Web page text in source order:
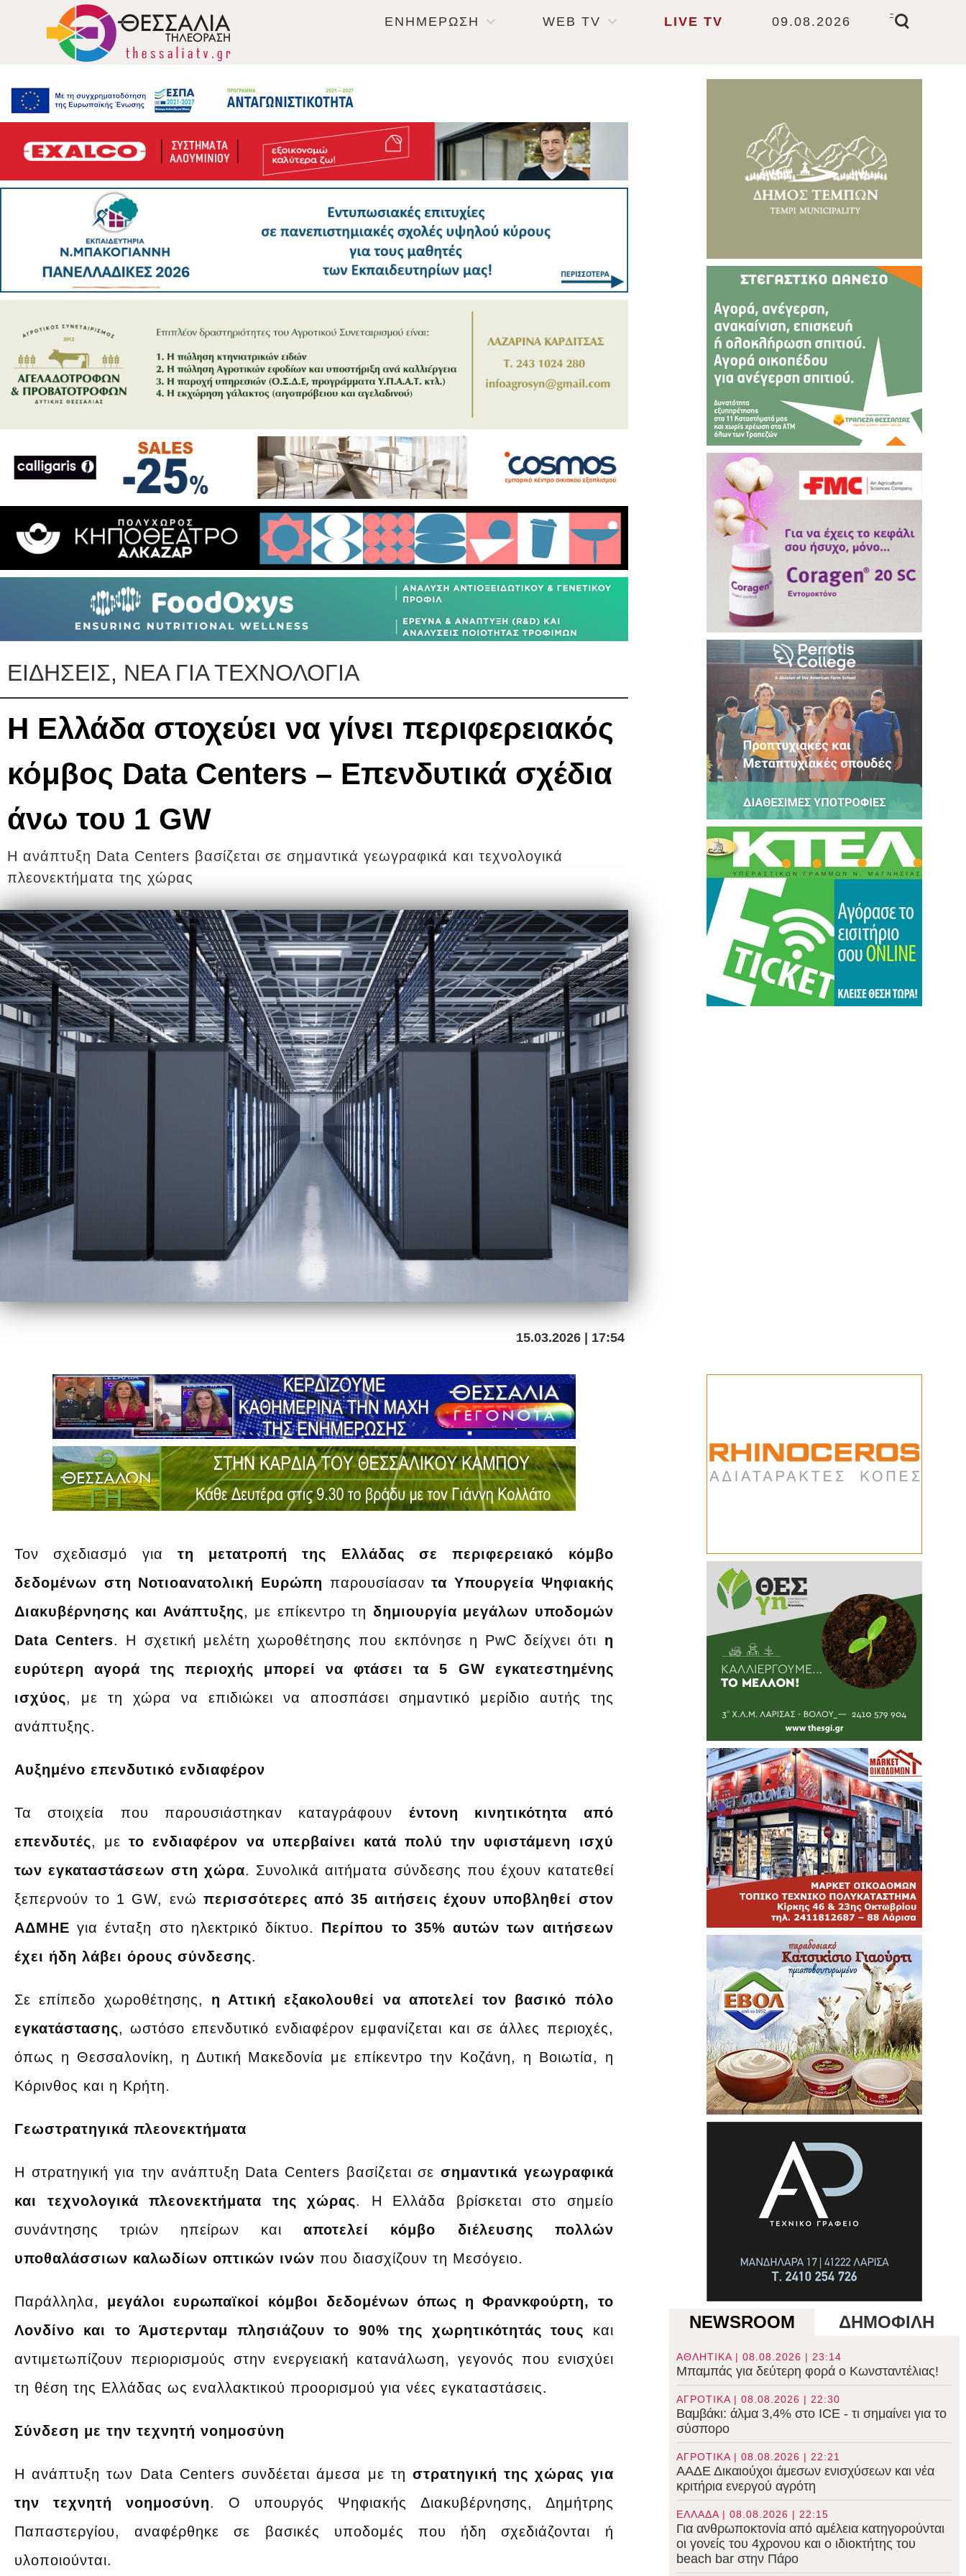
ΕΝΗΜΕΡΩΣΗ WEB TV LIVE TV 09.08.2026
-
ΕΙΔΗΣΕΙΣ, ΝΕΑ ΓΙΑ ΤΕΧΝΟΛΟΓΙΑ
Η Ελλάδα στοχεύει να γίνει περιφερειακός
κόμβος Data Centers – Επενδυτικά σχέδια
άνω του 1 GW
Η ανάπτυξη Data Centers βασίζεται σε σημαντικά γεωγραφικά και τεχνολογικά
πλεονεκτήματα της χώρας
15.03.2026 | 17:54
Τον σχεδιασμό για τη μετατροπή της Ελλάδας σε περιφερειακό κόμβο
δεδομένων στη Νοτιοανατολική Ευρώπη παρουσίασαντα Υπουργεία Ψηφιακής
Διακυβέρνησης και Ανάπτυξης, με επίκεντρο τη δημιουργία μεγάλων υποδομών
Data Centers. Η σχετική μελέτη χωροθέτησης που εκπόνησε η PwC δείχνει ότι η
ευρύτερη αγορά της περιοχής μπορεί να φτάσει τα 5 GW εγκατεστημένης
ισχύος, με τη χώρα να επιδιώκει να αποσπάσει σημαντικό μερίδιο αυτής της
ανάπτυξης.
Αυξημένο επενδυτικό ενδιαφέρον
Τα στοιχεία που παρουσιάστηκαν καταγράφουν έντονη κινητικότητα από
επενδυτές, μετο ενδιαφέρον να υπερβαίνει κατά πολύ την υφιστάμενη ισχύ
των εγκαταστάσεων στη χώρα. Συνολικά αιτήματα σύνδεσης που έχουν κατατεθεί
ξεπερνούν το 1 GW, ενώ περισσότερες από 35 αιτήσεις έχουν υποβληθεί στον
ΑΔΜΗΕ για ένταξη στο ηλεκτρικό δίκτυο. Περίπου το 35% αυτών των αιτήσεων
έχει ήδη λάβει όρους σύνδεσης.
Σε επίπεδο χωροθέτησης, η Αττική εξακολουθεί να αποτελεί τον βασικό πόλο
εγκατάστασης, ωστόσο επενδυτικό ενδιαφέρον εμφανίζεται και σε άλλες περιοχές,
όπως η Θεσσαλονίκη, η Δυτική Μακεδονία με επίκεντρο την Κοζάνη, η Βοιωτία, η
Κόρινθος και η Κρήτη.
Γεωστρατηγικά πλεονεκτήματα
Η στρατηγική για την ανάπτυξη Data Centers βασίζεται σε σημαντικά γεωγραφικά
και τεχνολογικά πλεονεκτήματα της χώρας. Η Ελλάδα βρίσκεται στο σημείο
συνάντησης τριών ηπείρων καιαποτελεί κόμβο διέλευσης πολλών
υποθαλάσσιων καλωδίων οπτικών ινών που διασχίζουν τη Μεσόγειο.
Παράλληλα,
μεγάλοι ευρωπαϊκοί κόμβοι δεδομένων όπως η Φρανκφούρτη, το
Λονδίνο και το Άμστερνταμ πλησιάζουν το 90% της χωρητικότητάς τους και
αντιμετωπίζουν περιορισμούς στην ενεργειακή κατανάλωση, γεγονός που ενισχύει
τη θέση της Ελλάδας ως εναλλακτικού προορισμού για νέες εγκαταστάσεις.
Σύνδεση με την τεχνητή νοημοσύνη
Η ανάπτυξη των Data Centers συνδέεται άμεσα με τη στρατηγική της χώρας για
την τεχνητή νοημοσύνη. Ο υπουργός Ψηφιακής Διακυβέρνησης, Δημήτρης
Παπαστεργίου, αναφέρθηκε σε βασικές υποδομές που ήδη σχεδιάζονται ή
υλοποιούνται.
NEWSROOM ΔΗΜΟΦΙΛΗ
ΑΘΛΗΤΙΚΑ | 08.08.2026 | 23:14
Μπαμπάς για δεύτερη φορά ο Κωνσταντέλιας!
ΑΓΡΟΤΙΚΑ | 08.08.2026 | 22:30
Βαμβάκι: άλμα 3,4% στο ICE - τι σημαίνει για το
σύσπορο
ΑΓΡΟΤΙΚΑ | 08.08.2026 | 22:21
ΑΑΔΕ Δικαιούχοι άμεσων ενισχύσεων και νέα
κριτήρια ενεργού αγρότη
ΕΛΛΑΔΑ | 08.08.2026 | 22:15
Για ανθρωποκτονία από αμέλεια κατηγορούνται
οι γονείς του 4χρονου και ο ιδιοκτήτης του
beach bar στην Πάρο